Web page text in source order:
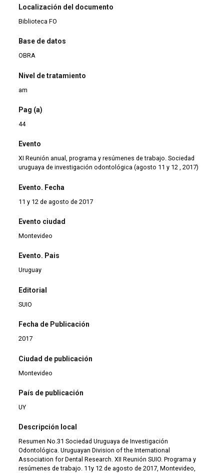
Localización del documento
Biblioteca FO
Base de datos
OBRA
Nivel de tratamiento
am
Pag (a)
44
Evento
XI Reunión anual, programa y resúmenes de trabajo. Sociedad
uruguaya de investigación odontológica (agosto 11 y 12 , 2017)
Evento. Fecha
11 y 12 de agosto de 2017
Evento ciudad
Montevideo
Evento. Pais
Uruguay
Editorial
SUIO
Fecha de Publicación
2017
Ciudad de publicación
Montevideo
País de publicación
UY
Descripción local
Resumen No.31 Sociedad Uruguaya de Investigación
Odontológica. Uruguayan Division of the International
Association for Dental Research. XII Reunión SUIO. Programa y
resúmenes de trabajo. 11y 12 de agosto de 2017, Montevideo,